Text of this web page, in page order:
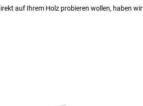
auf Ihrem Holz probieren wollen, haben wir